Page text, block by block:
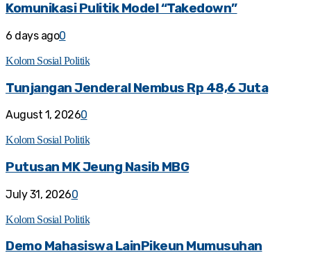
Komunikasi Pulitik Model “Takedown”
6 days ago0
Kolom Sosial Politik
Tunjangan Jenderal Nembus Rp 48,6 Juta
August 1, 20260
Kolom Sosial Politik
Putusan MK Jeung Nasib MBG
July 31, 20260
Kolom Sosial Politik
Demo Mahasiswa LainPikeun Mumusuhan